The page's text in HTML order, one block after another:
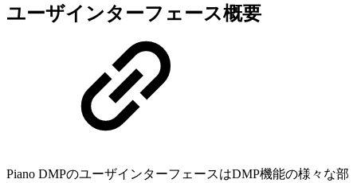
ユーザインターフェース概要
Piano DMPのユーザインターフェースはDMP機能の様々な部